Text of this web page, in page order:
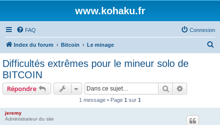
www.kohaku.fr
FAQ Connexion
Index du forum Bitcoin Le minage
Difficultés extrêmes pour le mineur solo de
BITCOIN
Répondre Rechercher
1 message • Page 1 sur 1
jeremy
Administrateur du site